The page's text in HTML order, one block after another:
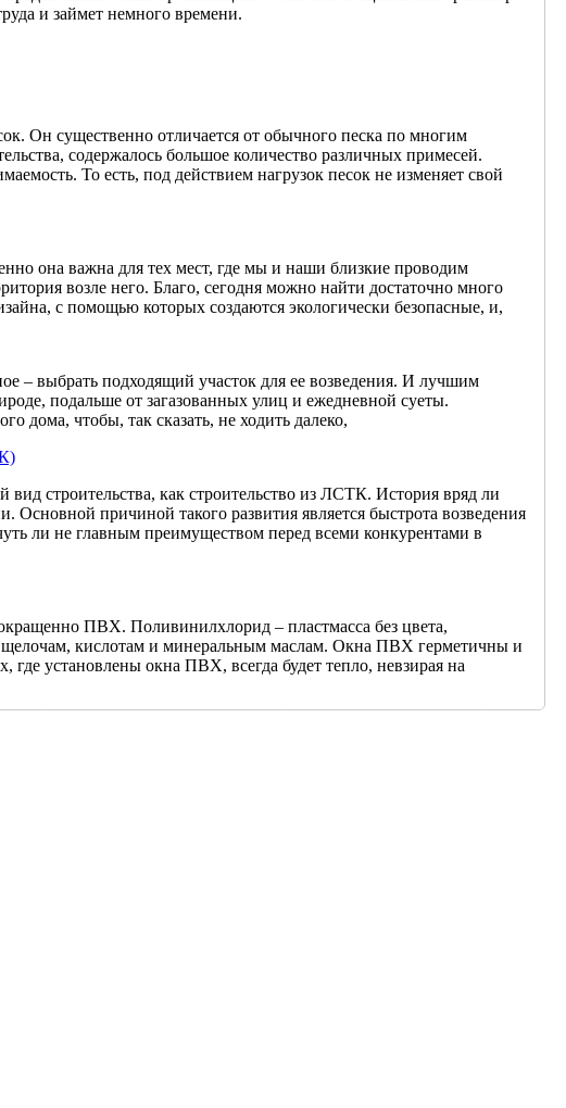
и займет немного времени.
Он существенно отличается от обычного песка по многим
содержалось большое количество различных примесей.
То есть, под действием нагрузок песок не изменяет свой
она важна для тех мест, где мы и наши близкие проводим
возле него. Благо, сегодня можно найти достаточно много
с помощью которых создаются экологически безопасные, и,
– выбрать подходящий участок для ее возведения. И лучшим
подальше от загазованных улиц и ежедневной суеты.
дома, чтобы, так сказать, не ходить далеко,
строительства, как строительство из ЛСТК. История вряд ли
Основной причиной такого развития является быстрота возведения
ли не главным преимуществом перед всеми конкурентами в
ПВХ. Поливинилхлорид – пластмасса без цвета,
щелочам, кислотам и минеральным маслам. Окна ПВХ герметичны и
установлены окна ПВХ, всегда будет тепло, невзирая на